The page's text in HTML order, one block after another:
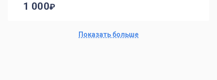
1 000
Показать больше